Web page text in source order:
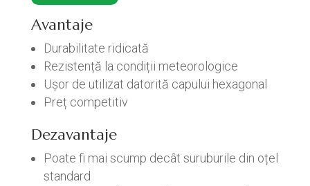
Avantaje
Durabilitate ridicată
Rezistență la condiții meteorologice
Ușor de utilizat datorită capului hexagonal
Preț competitiv
Dezavantaje
Poate fi mai scump decât suruburile din oțel
standard